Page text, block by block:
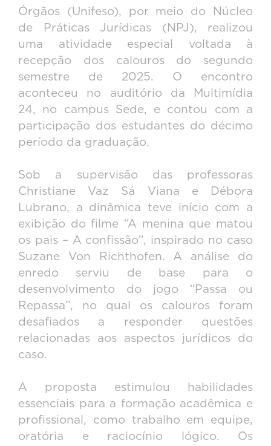
Órgãos (Unifeso), por meio do Núcleo
de Práticas Jurídicas (NPJ), realizou
uma atividade especial voltada à
recepção dos calouros do segundo
semestre de 2025. O encontro
aconteceu no auditório da Multimídia
24, no campus Sede, e contou com a
participação dos estudantes do décimo
período da graduação.
Sob a supervisão das professoras
Christiane Vaz Sá Viana e Débora
Lubrano, a dinâmica teve início com a
exibição do filme “A menina que matou
os pais – A confissão”, inspirado no caso
Suzane Von Richthofen. A análise do
enredo serviu de base para o
desenvolvimento do jogo “Passa ou
Repassa”, no qual os calouros foram
desafiados a responder questões
relacionadas aos aspectos jurídicos do
caso.
A proposta estimulou habilidades
essenciais para a formação acadêmica e
profissional, como trabalho em equipe,
oratória e raciocínio lógico. Os